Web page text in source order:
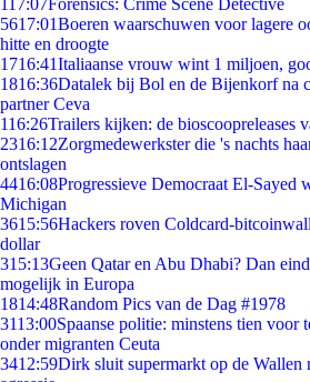
117:07Forensics: Crime Scene Detective
5617:01Boeren waarschuwen voor lagere
hitte en droogte
1716:41Italiaanse vrouw wint 1 miljoen,
1816:36Datalek bij Bol en de Bijenkorf na
partner Ceva
116:26Trailers kijken: de bioscoopreleases
2316:12Zorgmedewerkster die 's nachts
ontslagen
4416:08Progressieve Democraat El-Sayed
Michigan
3615:56Hackers roven Coldcard-
dollar
315:13Geen Qatar en Abu Dhabi? Dan
mogelijk in Europa
1814:48Random Pics van de Dag #1978
3113:00Spaanse politie: minstens tien voor
onder migranten Ceuta
3412:59Dirk sluit supermarkt op de Wallen